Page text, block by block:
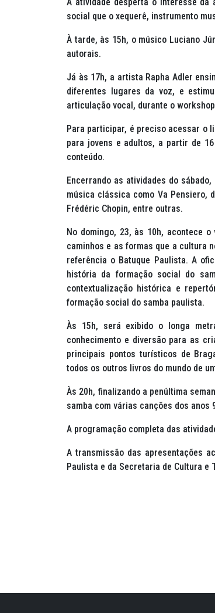
A atividade desperta o interesse da
social que o xequerê, instrumento
À tarde, às 15h, o músico Luciano
autorais.
Já às 17h, a artista Rapha Adler
diferentes lugares da voz, e
articulação vocal, durante o
Para participar, é preciso acessar o
para jovens e adultos, a partir de
conteúdo.
Encerrando as atividades do
música clássica como Va Pensiero,
Frédéric Chopin, entre outras.
No domingo, 23, às 10h, acontece
caminhos e as formas que a cultura
referência o Batuque Paulista. A
história da formação social do
contextualização histórica e
formação social do samba paulista.
Às 15h, será exibido o longa
conhecimento e diversão para as
principais pontos turísticos de
todos os outros livros do mundo de
Às 20h, finalizando a penúltima
samba com várias canções dos anos
A programação completa das
A transmissão das apresentações
Paulista e da Secretaria de Cultura e